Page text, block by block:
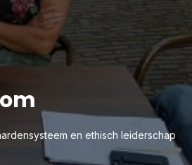
en ethisch leiderschap